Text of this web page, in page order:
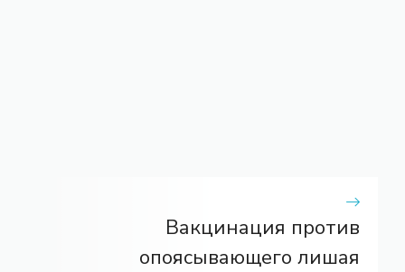
Вакцинация против
опоясывающего лишая